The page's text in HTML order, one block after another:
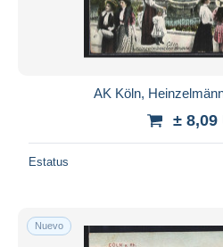
AK Köln,
± 8,09
Estatus
Nuevo